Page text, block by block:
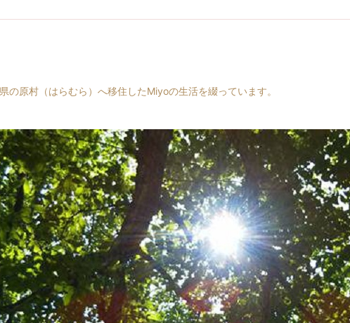
原村（はらむら）へ移住したMiyoの生活を綴っています。